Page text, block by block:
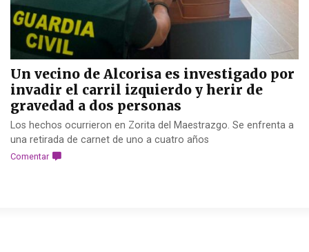
Un vecino de Alcorisa es investigado por
invadir el carril izquierdo y herir de
gravedad a dos personas
Los hechos ocurrieron en Zorita del Maestrazgo. Se enfrenta a
una retirada de carnet de uno a cuatro años
Comentar